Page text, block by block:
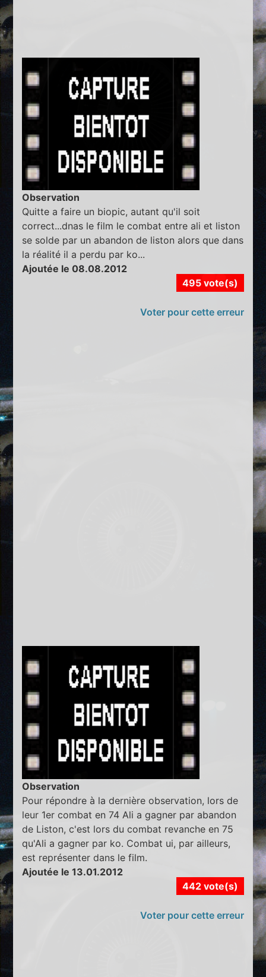
Observation
Quitte a faire un biopic, autant qu'il soit
correct...dnas le film le combat entre ali et liston
se solde par un abandon de liston alors que dans
la réalité il a perdu par ko...
Ajoutée le 08.08.2012
495 vote(s)
Voter pour cette erreur
Observation
Pour répondre à la dernière observation, lors de
leur 1er combat en 74 Ali a gagner par abandon
de Liston, c'est lors du combat revanche en 75
qu'Ali a gagner par ko. Combat ui, par ailleurs,
est représenter dans le film.
Ajoutée le 13.01.2012
442 vote(s)
Voter pour cette erreur